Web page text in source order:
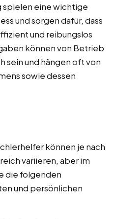
spielen eine wichtige
und sorgen dafür, dass
und reibungslos
können von Betrieb
sein und hängen oft von
sowie dessen
können je nach
variieren, aber im
die folgenden
und persönlichen